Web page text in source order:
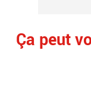
Ça peut